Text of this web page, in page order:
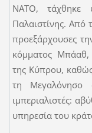
ΝΑΤΟ, τάχθηκε
Παλαιστίνης. Από
προεξάρχουσες
κόμματος Μπάαθ,
της Κύπρου,
τη Μεγαλόνησο
ιμπεριαλιστές:
υπηρεσία του